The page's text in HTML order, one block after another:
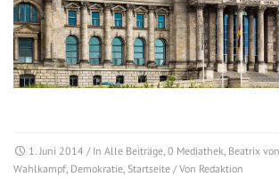
1. Juni 2014 / In Alle Beiträge, 0 Mediathek, Beatrix
Wahlkampf, Demokratie, Startseite / Von Redaktion